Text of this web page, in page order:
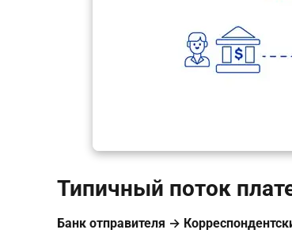
Типичный поток
Банк отправителя →